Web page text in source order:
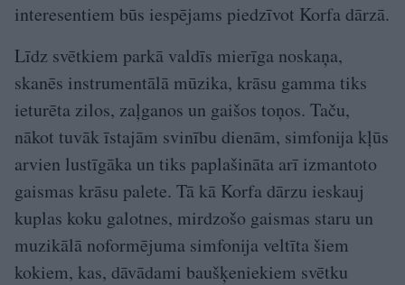
interesentiem būs iespējams piedzīvot Korfa dārzā.
Līdz svētkiem parkā valdīs mierīga noskaņa,
skanēs instrumentālā mūzika, krāsu gamma tiks
ieturēta zilos, zaļganos un gaišos toņos. Taču,
nākot tuvāk īstajām svinību dienām, simfonija kļūs
arvien lustīgāka un tiks paplašināta arī izmantoto
gaismas krāsu palete. Tā kā Korfa dārzu ieskauj
kuplas koku galotnes, mirdzošo gaismas staru un
muzikālā noformējuma simfonija veltīta šiem
kokiem, kas, dāvādami baušķeniekiem svētku